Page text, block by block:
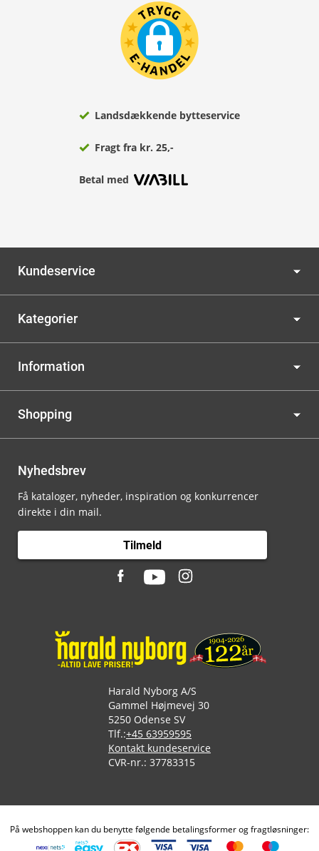
Landsdækkende bytteservice
Fragt fra kr. 25,-
Betal med
Kundeservice
Kategorier
Information
Shopping
Nyhedsbrev
Få kataloger, nyheder, inspiration og konkurrencer
direkte i din mail.
Tilmeld
Harald Nyborg A/S
Gammel Højmevej 30
5250 Odense SV
Tlf.:+45 63959595
Kontakt kundeservice
CVR-nr.: 37783315
På webshoppen kan du benytte følgende betalingsformer og fragtløsninger: